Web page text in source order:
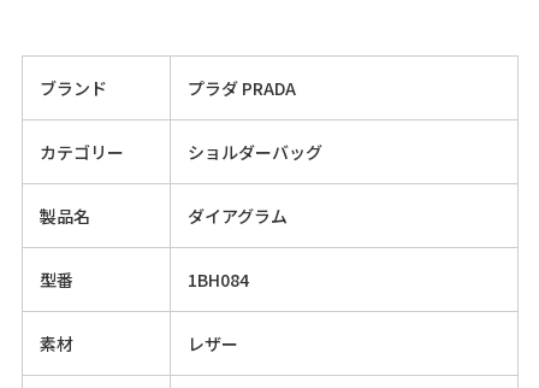
ブランド プラダ PRADA
カテゴリー ショルダーバッグ
製品名 ダイアグラム
型番 1BH084
素材 レザー